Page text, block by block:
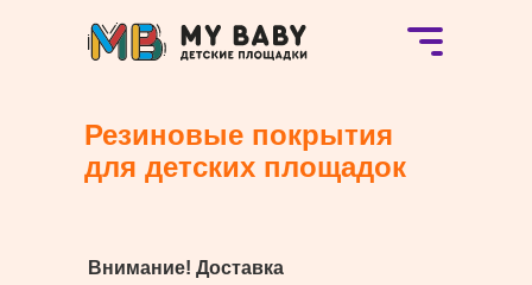
Резиновые покрытия
для детских площадок
Внимание! Доставка